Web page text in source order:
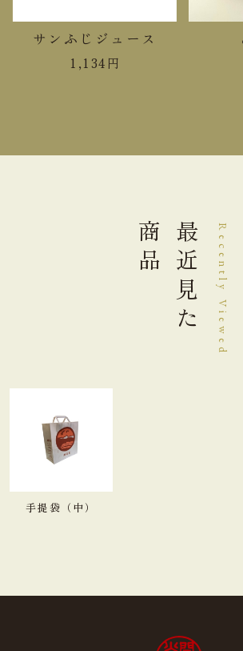
サンふじジュース
1,134円
Recently Viewed
最近見た
商品
手提袋（中）